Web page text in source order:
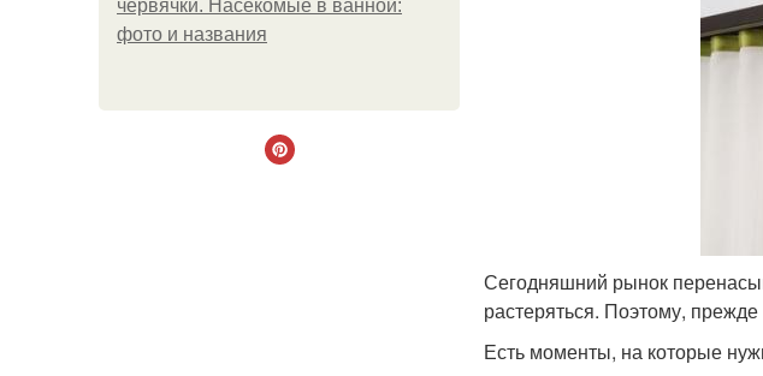
червячки. Насекомые в ванной:
фото и названия
Сегодняшний рынок
растеряться. Поэтому,
Есть моменты, на которые